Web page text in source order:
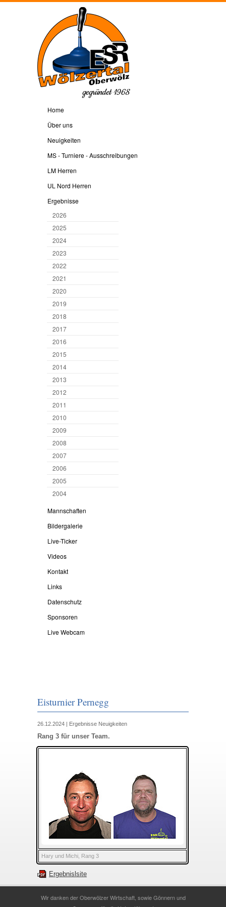
gegründet 1968
Home
Über uns
Neuigkeiten
MS - Turniere - Ausschreibungen
LM Herren
UL Nord Herren
Ergebnisse
2026
2025
2024
2023
2022
2021
2020
2019
2018
2017
2016
2015
2014
2013
2012
2011
2010
2009
2008
2007
2006
2005
2004
Mannschaften
Bildergalerie
Live-Ticker
Videos
Kontakt
Links
Datenschutz
Sponsoren
Live Webcam
Eisturnier Pernegg
26.12.2024 | Ergebnisse Neuigkeiten
Rang 3 für unser Team.
Hary und Michi, Rang 3
Ergebnislsite
Wir danken der Oberwölzer Wirtschaft, sowie Gönnern und